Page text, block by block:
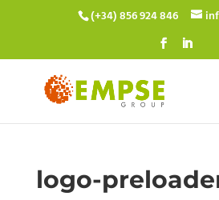
(+34) 856 924 846
logo-